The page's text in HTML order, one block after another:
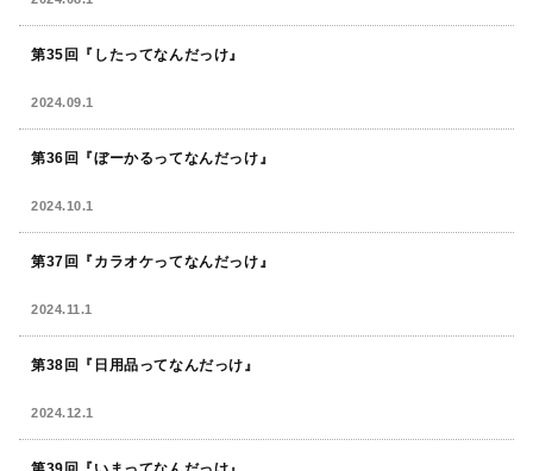
第35回『したってなんだっけ』
2024.09.1
第36回『ぼーかるってなんだっけ』
2024.10.1
第37回『カラオケってなんだっけ』
2024.11.1
第38回『日用品ってなんだっけ』
2024.12.1